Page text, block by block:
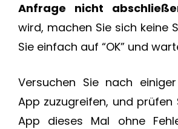
Anfrage nicht
wird, machen Sie sich keine
Sie einfach auf “OK” und
Versuchen Sie nach
App zuzugreifen, und prüfen
App dieses Mal ohne